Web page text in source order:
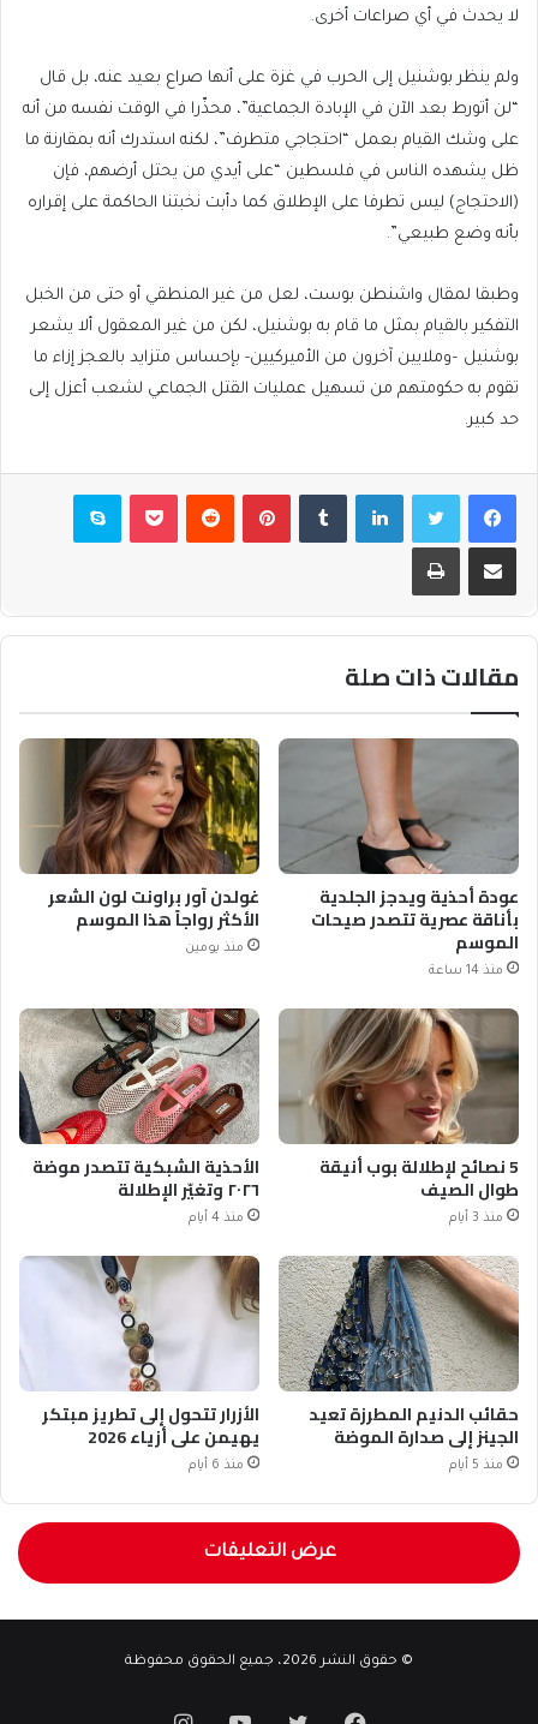
لا يحدث في أي صراعات أخرى.
ولم ينظر بوشنيل إلى الحرب في غزة على أنها صراع بعيد عنه، بل قال
“لن أتورط بعد الآن في الإبادة الجماعية”، محذّرا في الوقت نفسه من أنه
على وشك القيام بعمل “احتجاجي متطرف”، لكنه استدرك أنه بمقارنة ما
ظل يشهده الناس في فلسطين “على أيدي من يحتل أرضهم، فإن
(الاحتجاج) ليس تطرفا على الإطلاق كما دأبت نخبتنا الحاكمة على إقراره
بأنه وضع طبيعي”.
وطبقا لمقال واشنطن بوست، لعل من غير المنطقي أو حتى من الخبل
التفكير بالقيام بمثل ما قام به بوشنيل، لكن من غير المعقول ألا يشعر
بوشنيل –وملايين آخرون من الأميركيين- بإحساس متزايد بالعجز إزاء ما
تقوم به حكومتهم من تسهيل عمليات القتل الجماعي لشعب أعزل إلى
حد كبير.
فيسبوكتويتر لينكدإن بينتيريست بوكيت سكايب
مشاركة عبر البريد طباعة
مقالات ذات صلة
عودة أحذية ويدجز الجلدية
بأناقة عصرية تتصدر صيحات
الموسم
منذ 14 ساعة
غولدن آور براونت لون الشعر
الأكثر رواجاً هذا الموسم
منذ يومين
5 نصائح لإطلالة بوب أنيقة
طوال الصيف
منذ 3 أيام
الأحذية الشبكية تتصدر موضة
٢٠٢٦ وتغيّر الإطلالة
منذ 4 أيام
حقائب الدنيم المطرزة تعيد
الجينز إلى صدارة الموضة
منذ 5 أيام
الأزرار تتحول إلى تطريز مبتكر
يهيمن على أزياء 2026
منذ 6 أيام
عرض التعليقات
© حقوق النشر 2026، جميع الحقوق محفوظة